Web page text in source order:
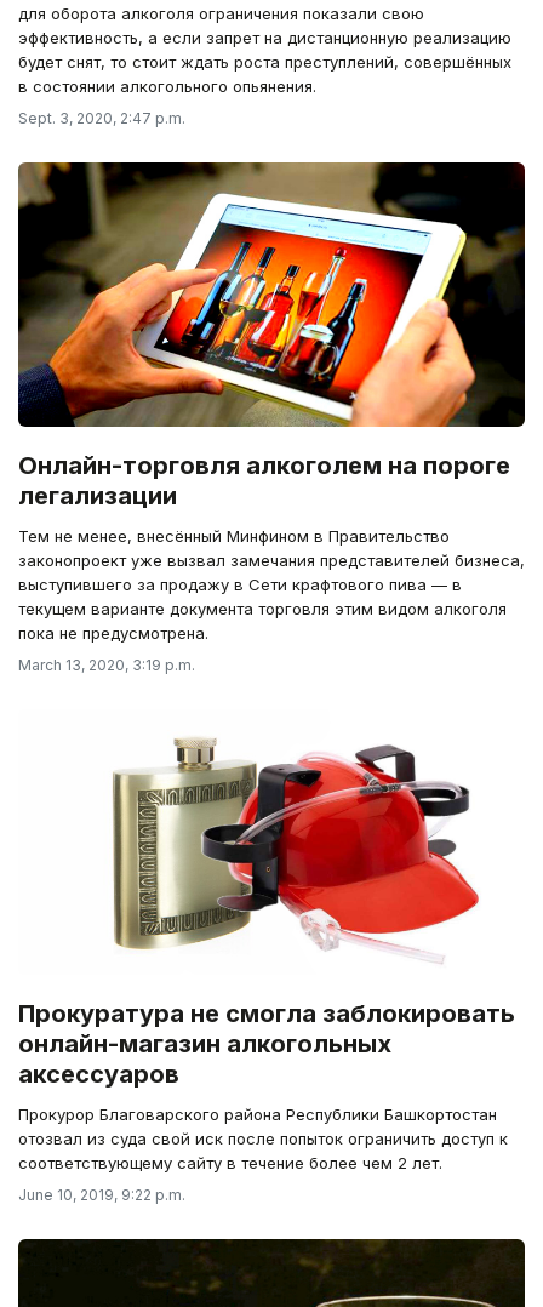
для оборота алкоголя ограничения показали свою
эффективность, а если запрет на дистанционную реализацию
будет снят, то стоит ждать роста преступлений, совершённых
в состоянии алкогольного опьянения.
Sept. 3, 2020, 2:47 p.m.
Онлайн-торговля алкоголем на пороге
легализации
Тем не менее, внесённый Минфином в Правительство
законопроект уже вызвал замечания представителей бизнеса,
выступившего за продажу в Сети крафтового пива — в
текущем варианте документа торговля этим видом алкоголя
пока не предусмотрена.
March 13, 2020, 3:19 p.m.
Прокуратура не смогла заблокировать
онлайн-магазин алкогольных
аксессуаров
Прокурор Благоварского района Республики Башкортостан
отозвал из суда свой иск после попыток ограничить доступ к
соответствующему сайту в течение более чем 2 лет.
June 10, 2019, 9:22 p.m.